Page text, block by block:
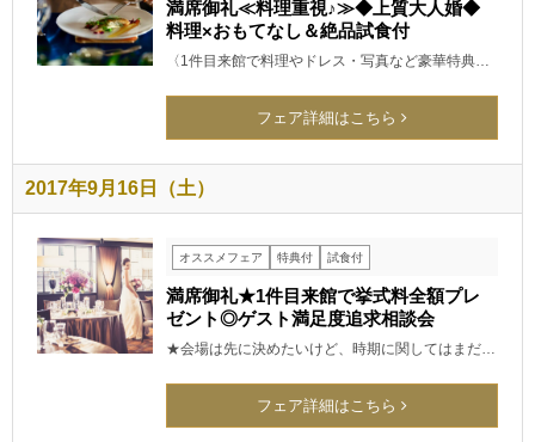
満席御礼≪料理重視♪≫◆上質大人婚◆
料理×おもてなし＆絶品試食付
〈1件目来館で料理やドレス・写真など豪華特典…
フェア詳細はこちら
2017年9月16日（土）
オススメフェア 特典付 試食付
満席御礼★1件目来館で挙式料全額プレ
ゼント◎ゲスト満足度追求相談会
★会場は先に決めたいけど、時期に関してはまだ…
フェア詳細はこちら